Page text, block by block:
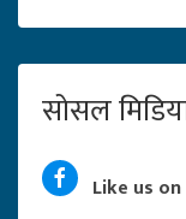
सोसल
Like us